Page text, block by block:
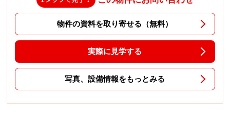
物件の資料を取り寄せる（無料）
実際に見学する
写真、設備情報をもっとみる